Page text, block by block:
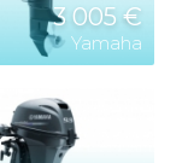
3 005 €
Yamaha